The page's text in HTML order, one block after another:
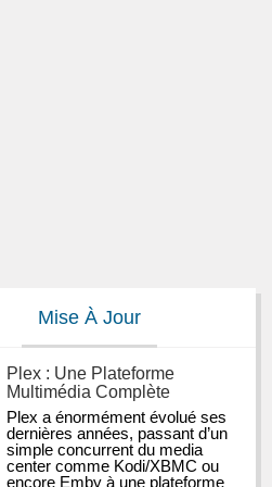
Mise À Jour
Plex : Une Plateforme
Multimédia Complète
Plex a énormément évolué ses
dernières années, passant d’un
simple concurrent du media
center comme Kodi/XBMC ou
encore Emby à une plateforme